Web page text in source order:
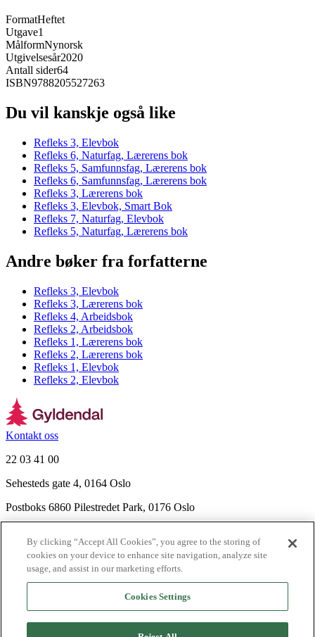
FormatHeftet
Utgave1
MålformNynorsk
Utgivelsesår2020
Antall sider64
ISBN9788205527263
Du vil kanskje også like
Refleks 3, Elevbok
Refleks 6, Naturfag, Lærerens bok
Refleks 5, Samfunnsfag, Lærerens bok
Refleks 6, Samfunnsfag, Lærerens bok
Refleks 3, Lærerens bok
Refleks 3, Elevbok, Smart Bok
Refleks 7, Naturfag, Elevbok
Refleks 5, Naturfag, Lærerens bok
Andre bøker fra forfatterne
Refleks 3, Elevbok
Refleks 3, Lærerens bok
Refleks 4, Arbeidsbok
Refleks 2, Arbeidsbok
Refleks 1, Lærerens bok
Refleks 2, Lærerens bok
Refleks 1, Elevbok
Refleks 2, Elevbok
Kontakt oss
22 03 41 00
Sehesteds gate 4, 0164 Oslo
Postboks 6860 Pilestredet Park, 0176 Oslo
Nyhetsbrev
Ledige stillinger
Send inn manus
By clicking “Accept All Cookies”, you agree to the storing of
cookies on your device to enhance site navigation, analyze site
usage, and assist in our marketing efforts.
Cookies Settings